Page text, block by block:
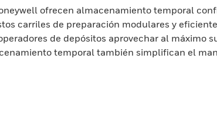
ofrecen almacenamiento temporal
carriles de preparación modulares y
de depósitos aprovechar al máximo
temporal también simplifican el